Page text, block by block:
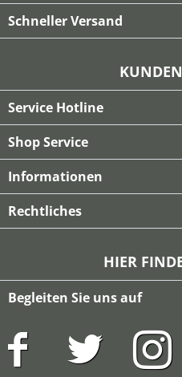
Schneller Versand
Service Hotline
Shop Service
Informationen
Rechtliches
HIER
Begleiten Sie uns auf